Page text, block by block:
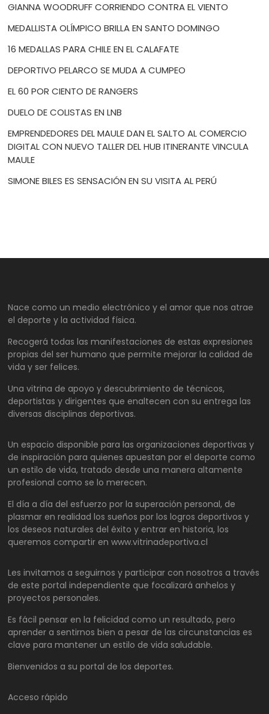
GIANNA WOODRUFF CORRIENDO CONTRA EL VIENTO
MEDALLISTA OLÍMPICO BRILLA EN SANTO DOMINGO
16 MEDALLAS PARA CHILE EN EL CALAFATE
DEPORTIVO PELARCO SE MUDA A CUMPEO
EL 60 POR CIENTO DE RANGERS
DUELO DE COLISTAS EN LNB
EMPRENDEDORES DEL MAULE DAN EL SALTO AL COMERCIO
DIGITAL CON NUEVO TALLER DEL HUB ITINERANTE VINCULA
MAULE
SIMONE BILES ES SENSACIÓN EN SU VISITA AL PERÚ
Nace como un medio electrónico y el amor que nos atrae
el deporte y la actividad física.
Recogerá todas las manifestaciones de estas expresiones
propias del ser humano que permite mejorar la calidad de
vida y ser felices.
Una vitrina de apoyo y descubrimiento de técnicos,
deportistas y dirigentes que enaltecen con su entrega las
diversas disciplinas deportivas.
Un espacio disponible para las organizaciones deportivas y
de inspiración para quienes apuestan por el deporte como
un estilo de vida, tratado desde una manera altamente
profesional como se lo merecen.
El día a día del esfuerzo por la superación personal, de
plasmar en realidad los sueños por los logros deportivos y
los deseos naturales del éxito y entrar en historia, los
queremos compartir en www.vitrinadeportiva.cl
Les invitamos a seguirnos y participar con nosotros a través
de este portal independiente que focalizará anhelos y
proyectos personales.
Es fácil pensar en la felicidad como un resultado, pero
aprender a sentirnos bien a pesar de las circunstancias es
clave para mantener un estilo de vida saludable.
Bienvenidos a su portal de los deportes.
Acceso rápido